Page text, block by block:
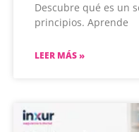
Descubre qué es un
principios. Aprende
LEER MÁS »